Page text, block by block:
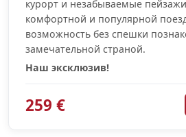
курорт и незабываемые
комфортной и популярной
возможность без спешки
замечательной страной.
Наш эксклюзив!
259 €